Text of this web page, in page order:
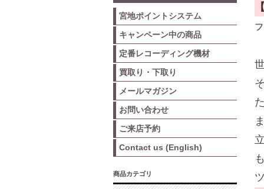
宮地ポイントシステム
キャンペーン中の商品
定番レコーディング機材
買取り・下取り
メールマガジン
お問い合わせ
ご来店予約
Contact us (English)
商品カテゴリ